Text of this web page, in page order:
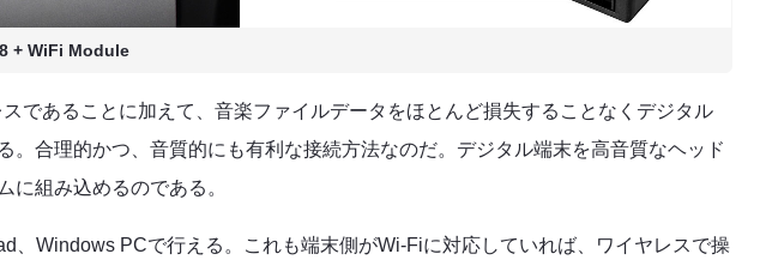
+ WiFi Module
であることに加えて、音楽ファイルデータをほとんど損失することなくデジタル
。合理的かつ、音質的にも有利な接続方法なのだ。デジタル端末を高音質なヘッド
に組み込めるのである。
、Windows PCで行える。これも端末側がWi-Fiに対応していれば、ワイヤレスで操